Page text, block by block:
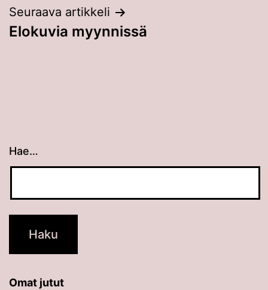
Seuraava artikkeli
Elokuvia myynnissä
Hae…
Kun tuloksia tulee, voit selata niitä
Omat jutut